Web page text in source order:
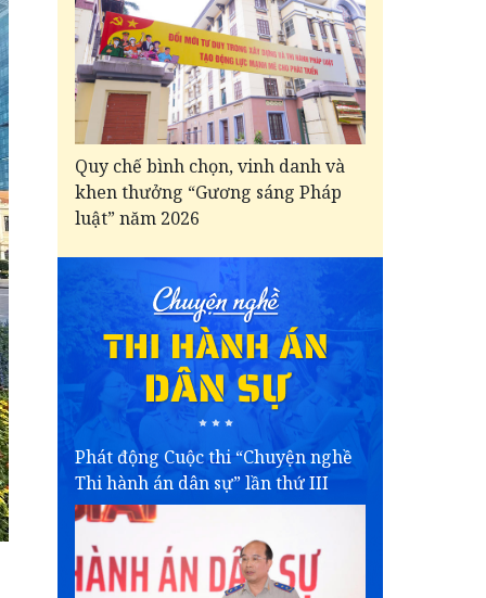
Quy chế bình chọn, vinh danh và
khen thưởng “Gương sáng Pháp
luật” năm 2026
Phát động Cuộc thi “Chuyện nghề
Thi hành án dân sự” lần thứ III